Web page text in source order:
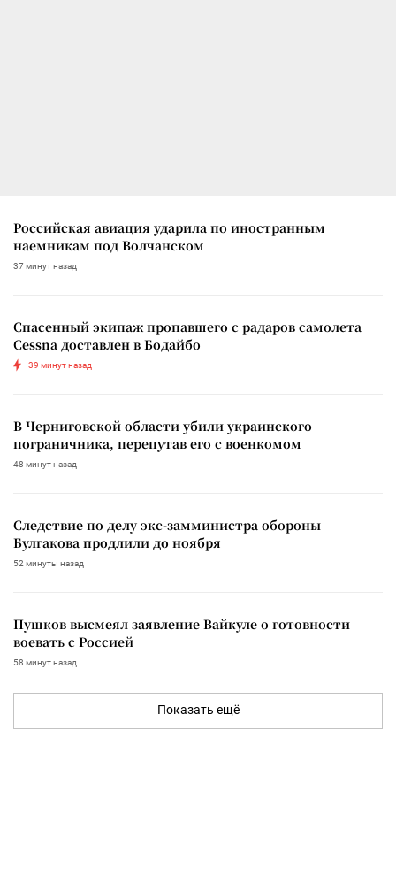
Российская авиация ударила по иностранным
наемникам под Волчанском
37 минут назад
Спасенный экипаж пропавшего с радаров самолета
Cessna доставлен в Бодайбо
39 минут назад
В Черниговской области убили украинского
пограничника, перепутав его с военкомом
48 минут назад
Следствие по делу экс-замминистра обороны
Булгакова продлили до ноября
52 минуты назад
Пушков высмеял заявление Вайкуле о готовности
воевать с Россией
58 минут назад
Показать ещё